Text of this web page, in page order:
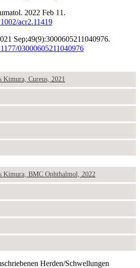
2022 Feb 11.
acr2.11419
Sep;49(9):3000605211040976.
03000605211040976
Cureus, 2021
Kimura, BMC Ophthalmol, 2022
Herden/Schwellungen